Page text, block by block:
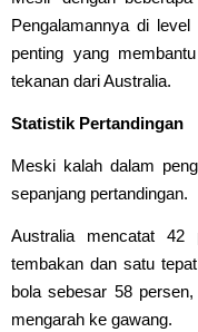
Pengalamannya di
penting yang
tekanan dari Australia.
Statistik Pertandingan
Meski kalah dalam
sepanjang pertandingan.
Australia mencatat 42
tembakan dan satu
bola sebesar 58
mengarah ke gawang.